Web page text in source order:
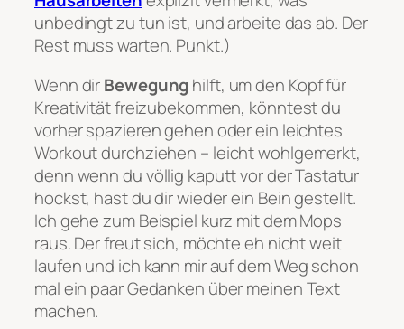
unbedingt zu tun ist, und arbeite das ab. Der
Rest muss warten. Punkt.)
Wenn dirBewegung hilft, um den Kopf für
Kreativität freizubekommen, könntest du
vorher spazieren gehen oder ein leichtes
Workout durchziehen – leichtwohlgemerkt,
denn wenn du völlig kaputt vor der Tastatur
hockst, hast du dir wieder ein Bein gestellt.
Ich gehe zum Beispiel kurz mit dem Mops
raus. Der freut sich, möchte eh nicht weit
laufen und ich kann mir auf dem Weg schon
mal ein paar Gedanken über meinen Text
machen.